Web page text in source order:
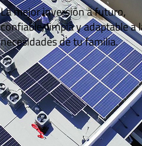
La mejor inversión a futuro,
confiable, limpia y adaptable a
necesidades de tu familia.